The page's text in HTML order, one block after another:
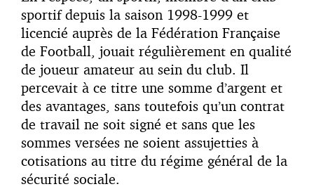
sportif depuis la saison 1998-1999 et
licencié auprès de la Fédération Française
de Football, jouait régulièrement en qualité
de joueur amateur au sein du club. Il
percevait à ce titre une somme d’argent et
des avantages, sans toutefois qu’un contrat
de travail ne soit signé et sans que les
sommes versées ne soient assujetties à
cotisations au titre du régime général de la
sécurité sociale.